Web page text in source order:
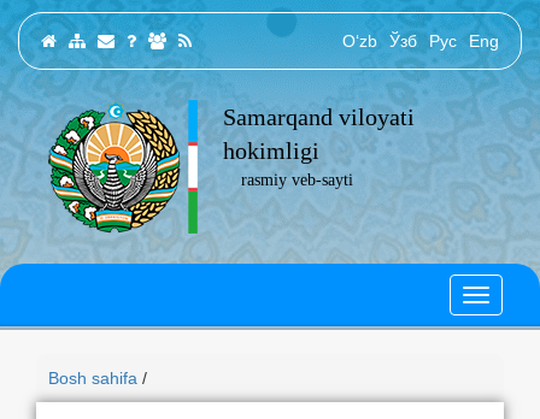
O‘zb Ўзб Рус Eng
Samarqand viloyati
hokimligi
rasmiy veb-sayti
Bosh sahifa /